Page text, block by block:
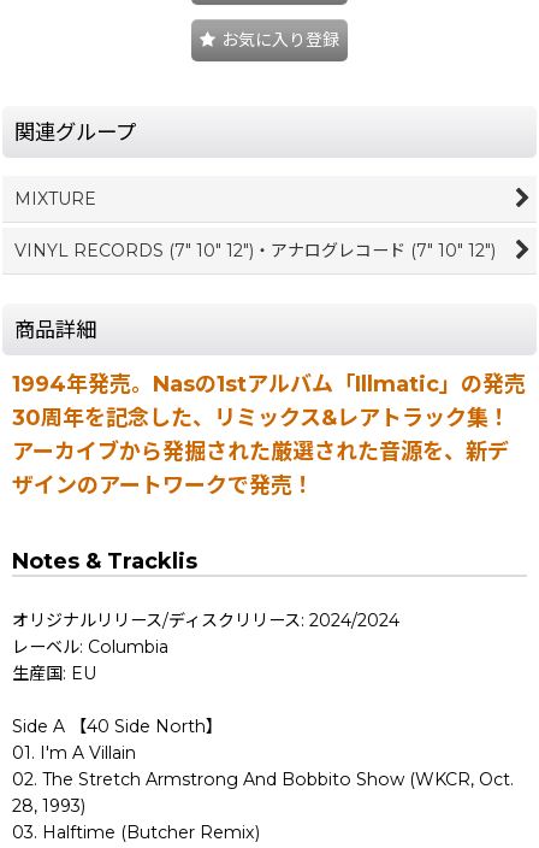
お気に入り登録
関連グループ
MIXTURE
VINYL RECORDS (7" 10" 12")・アナログレコード (7" 10" 12")
商品詳細
1994年発売。Nasの1stアルバム「Illmatic」の発売
30周年を記念した、リミックス&レアトラック集！
アーカイブから発掘された厳選された音源を、新デ
ザインのアートワークで発売！
Notes & Tracklis
オリジナルリリース/ディスクリリース: 2024/2024
レーベル: Columbia
生産国: EU
Side A 【40 Side North】
01. I'm A Villain
02. The Stretch Armstrong And Bobbito Show (WKCR, Oct.
28, 1993)
03. Halftime (Butcher Remix)